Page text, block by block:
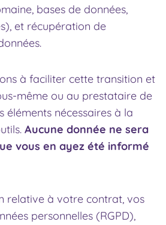
bases de données,
et récupération de
à faciliter cette transition et
même ou au prestataire de
éléments nécessaires à la
Aucune donnée ne sera
vous en ayez été informé
relative à votre contrat, vos
personnelles (RGPD),